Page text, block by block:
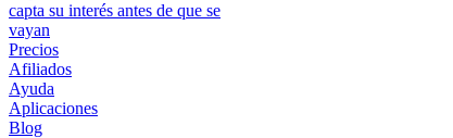
capta su interés antes de que se
vayan
Precios
Afiliados
Ayuda
Aplicaciones
Blog